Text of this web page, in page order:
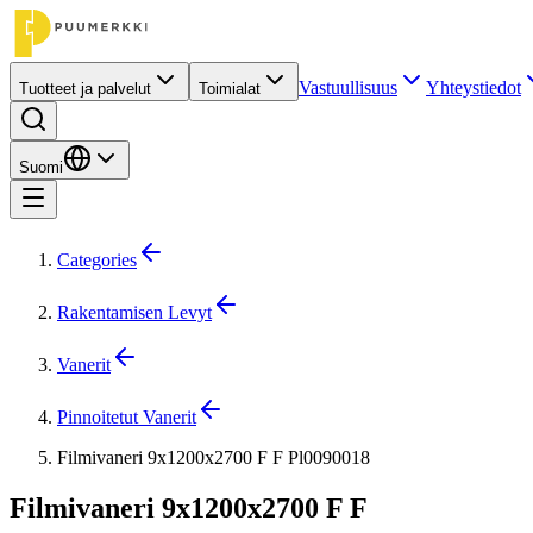
Tuotteet ja palvelut Toimialat Vastuullisuus Yhteystiedot
Suomi
Categories
Rakentamisen Levyt
Vanerit
Pinnoitetut Vanerit
Filmivaneri 9x1200x2700 F F Pl0090018
Filmivaneri 9x1200x2700 F F